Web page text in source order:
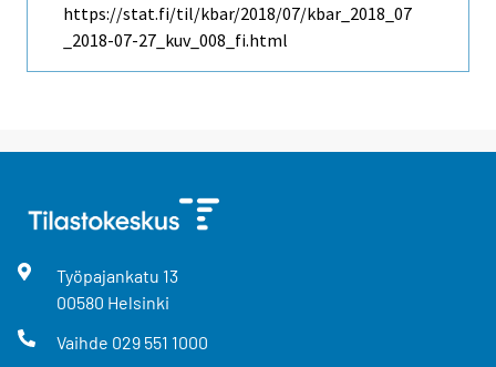
https://stat.fi/til/kbar/2018/07/kbar_2018_07
_2018-07-27_kuv_008_fi.html
Työpajankatu 13
00580 Helsinki
Vaihde 029 551 1000